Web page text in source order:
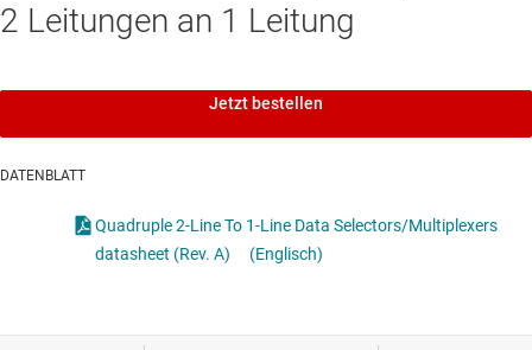
2 Leitungen an 1 Leitung
Jetzt bestellen
DATENBLATT
Quadruple 2-Line To 1-Line Data Selectors/Multiplexers
datasheet (Rev. A)
(Englisch)